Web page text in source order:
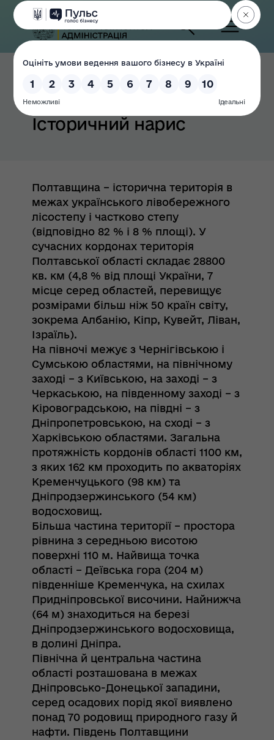
Головна
Історичний нарис
Полтавщина – історична територія в
межах українського лівобережного
лісостепу і частково степу
(відповідно 82 % і 8 % площі). У
сучасних кордонах територія
Полтавської області складає 28800
кв. км (4,8 % від площі України, 7
місце серед областей, перевищує
розмірами більш ніж 50 країн світу,
зокрема Албанію, Кіпр, Кувейт, Ліван,
Ізраїль).
На півночі межує з Чернігівською і
Сумською областями, на північному
заході – з Київською, на заході – з
Черкаською, на південному заході – з
Кіровоградською, на півдні – з
Дніпропетровською, на сході – з
Харківською областями. Загальна
протяжність кордонів області 1100 км,
з яких 162 км проходить по акваторіях
Кременчуцького (98 км) та
Дніпродзержинського (54 км)
водосховищ.
Більша частина території – простора
рівнина з середньою висотою
поверхні 110 м. Найвища точка
області – Деївська гора (204 м)
південніше Кременчука, на схилах
Придніпровської височини. Найнижча
(64 м) знаходиться на березі
Дніпродзержинського водосховища,
в долині Дніпра.
Північна й центральна частина
області розташована в межах
Дніпровсько-Донецької западини,
серед осадових порід якої виявлено
понад 70 родовищ природного газу й
нафти. Південь Полтавщини